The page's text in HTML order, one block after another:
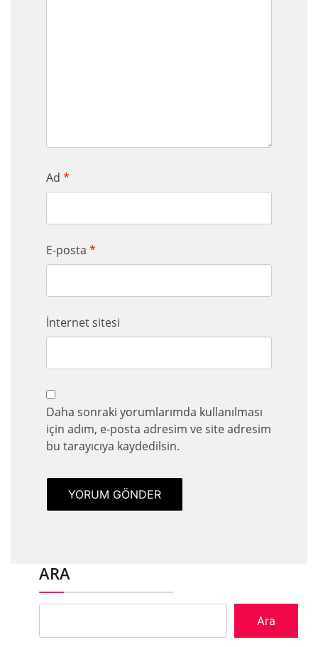
Ad *
E-posta *
İnternet sitesi
Daha sonraki yorumlarımda kullanılması
için adım, e-posta adresim ve site adresim
bu tarayıcıya kaydedilsin.
ARA
Ara